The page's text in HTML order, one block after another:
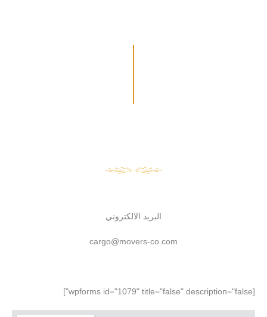
البريد الالكتروني
cargo@movers-co.com
[wpforms id="1079" title="false" description="false"]